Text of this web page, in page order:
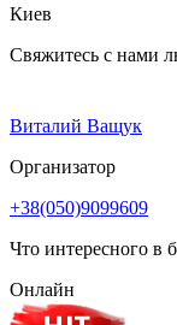
Киев
Свяжитесь с нами
Виталий Ващук
Организатор
+38(050)9099609
Что интересного в
Онлайн